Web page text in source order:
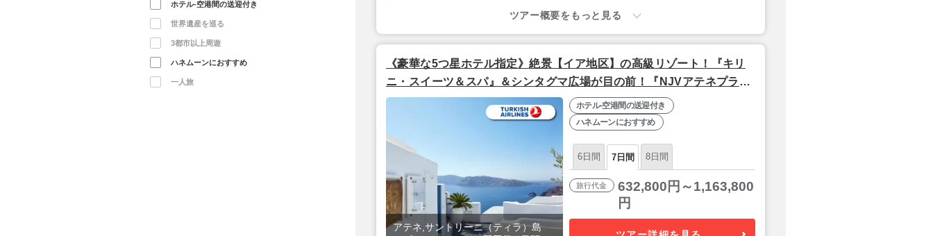
ホテル-空港間の送迎付き
世界遺産を巡る
3都市以上周遊
ハネムーンにおすすめ
一人旅
ツアー概要をもっと見る
《豪華な5つ星ホテル指定》絶景【イア地区】の高級リゾート！『キリ
ニ・スイーツ＆スパ』＆シンタグマ広場が目の前！『NJVアテネプラ
ザ』憧れのサントリーニと世界遺産の都アテネ周遊7日間【羽田夜発/タ
ーキッシュエアラインズ利用】
アテネ,サントリーニ（ティラ）島
ホテル-空港間の送迎付き
ハネムーンにおすすめ
6日間 7日間 8日間
旅行代金
632,800円～1,163,800
円